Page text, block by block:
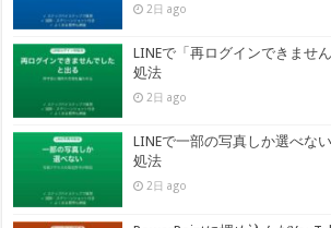
2日 ago
LINEで「再ログインできませ
処法
2日 ago
LINEで一部の写真しか選べな
処法
2日 ago